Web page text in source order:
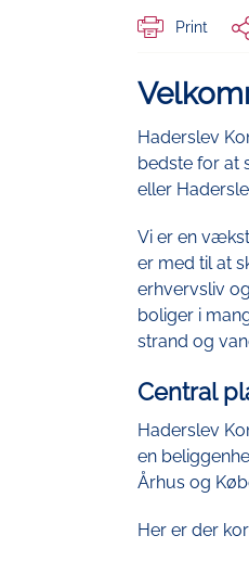
Print
Haderslev
bedste for at
eller
Vi er en
er med til at
erhvervsliv
boliger i
strand og
Central
Haderslev
en
Århus og
Her er der